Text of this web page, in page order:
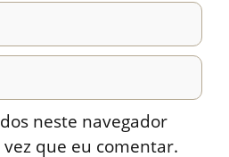
neste navegador
que eu comentar.